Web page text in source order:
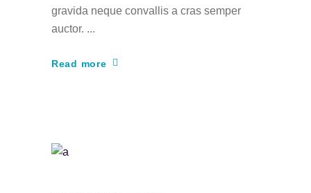
gravida neque convallis a cras semper
auctor.
Read more